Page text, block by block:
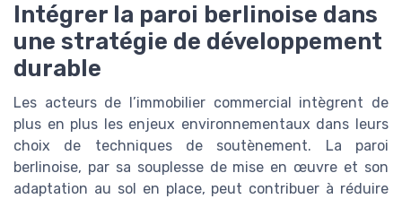
Intégrer la paroi berlinoise dans
une stratégie de développement
durable
Les acteurs de l’immobilier commercial intègrent de
plus en plus les enjeux environnementaux dans leurs
choix de techniques de soutènement. La paroi
berlinoise, par sa souplesse de mise en œuvre et son
adaptation au sol en place, peut contribuer à réduire